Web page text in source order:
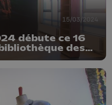
15/03/2024
débute ce 16
des